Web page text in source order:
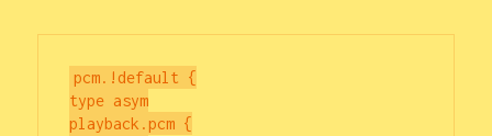
pcm.!default {
type asym
playback.pcm {